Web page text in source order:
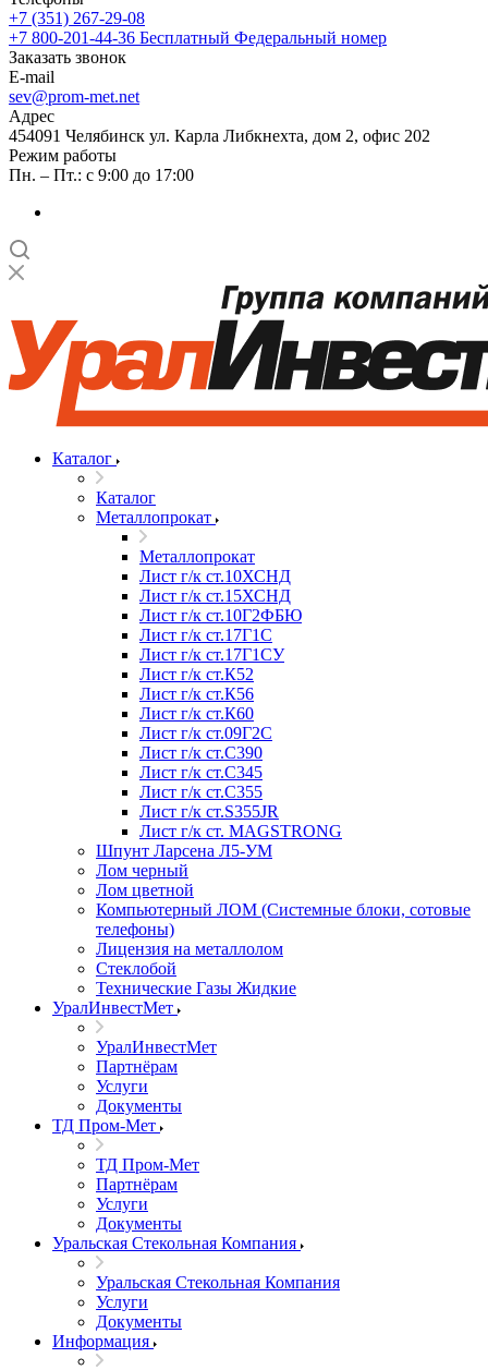
+7 (351) 267-29-08
+7 800-201-44-36 Бесплатный Федеральный номер
Заказать звонок
E-mail
sev@prom-met.net
Адрес
454091 Челябинск ул. Карла Либкнехта, дом 2, офис 202
Режим работы
Пн. – Пт.: с 9:00 до 17:00
Каталог
Каталог
Металлопрокат
Металлопрокат
Лист г/к ст.10ХСНД
Лист г/к ст.15ХСНД
Лист г/к ст.10Г2ФБЮ
Лист г/к ст.17Г1С
Лист г/к ст.17Г1СУ
Лист г/к ст.К52
Лист г/к ст.К56
Лист г/к ст.К60
Лист г/к ст.09Г2С
Лист г/к ст.C390
Лист г/к ст.C345
Лист г/к ст.C355
Лист г/к ст.S355JR
Лист г/к ст. MAGSTRONG
Шпунт Ларсена Л5-УМ
Лом черный
Лом цветной
Компьютерный ЛОМ (Системные блоки, сотовые
телефоны)
Лицензия на металлолом
Стеклобой
Технические Газы Жидкие
УралИнвестМет
УралИнвестМет
Партнёрам
Услуги
Документы
ТД Пром-Мет
ТД Пром-Мет
Партнёрам
Услуги
Документы
Уральская Стекольная Компания
Уральская Стекольная Компания
Услуги
Документы
Информация